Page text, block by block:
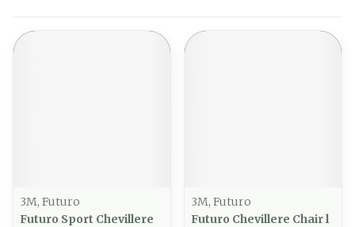
3M, Futuro
Futuro Sport Chevillere
3M, Futuro
Futuro Chevillere Chair l